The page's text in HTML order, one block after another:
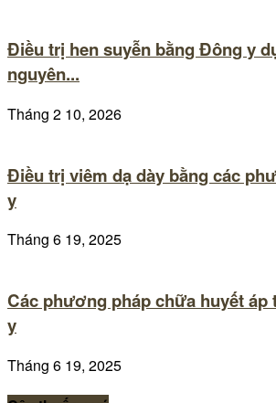
Điều trị hen suyễn bằng Đông y
nguyên...
Tháng 2 10, 2026
Điều trị viêm dạ dày bằng các
y
Tháng 6 19, 2025
Các phương pháp chữa huyết áp
y
Tháng 6 19, 2025